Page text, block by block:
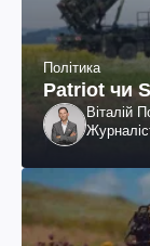
Політика
Patriot чи
Віталій